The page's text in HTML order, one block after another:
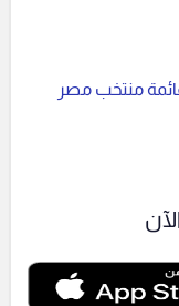
قائمة منتخب مصر